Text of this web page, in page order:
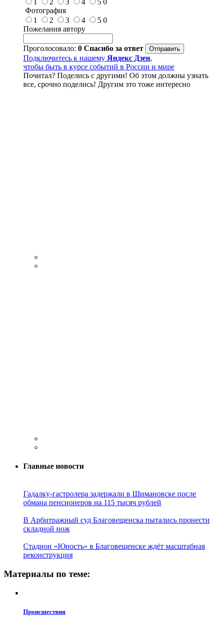
Фотография
1
2 3 4 5 0
Пожелания автору
Проголосовало: 0 Спасибо за ответ
Подключитесь к нашему Яндекс Дзен,
чтобы быть в курсе событий в России и мире
Почитал? Поделись с другими! Об этом должны узнать
все, срочно поделись! Другим это тоже интересно
Главные новости
Гадалку-гастролера задержали в Шимановске после
обмана пенсионеров на 115 тысяч рублей
В Арбитражный суд Благовещенска пытались пронести
складной нож
Стадион «Юность» в Благовещенске ждёт масштабная
реконструкция
Материалы по теме:
Проиcшествия